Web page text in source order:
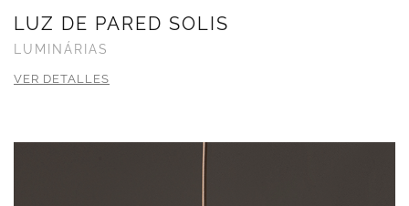
LUZ DE PARED SOLIS
LUMINÁRIAS
VER DETALLES